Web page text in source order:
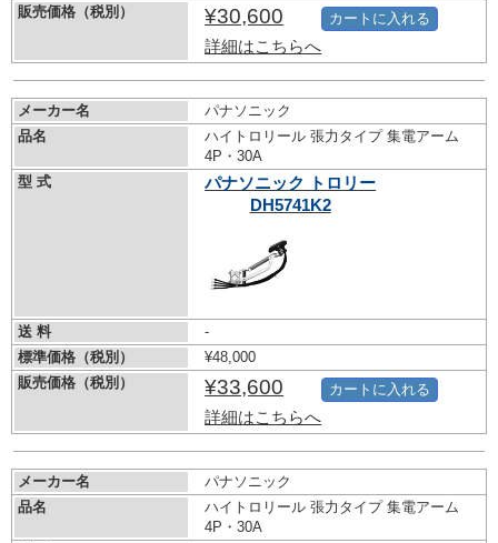
販売価格（税別）
¥30,600
詳細はこちらへ
カートに入れる
メーカー名
パナソニック
品名
ハイトロリール 張力タイプ 集電アーム
4P・30A
型 式
パナソニック トロリー
DH5741K2
送 料
-
標準価格（税別）
¥48,000
販売価格（税別）
¥33,600
詳細はこちらへ
カートに入れる
メーカー名
パナソニック
品名
ハイトロリール 張力タイプ 集電アーム
4P・30A